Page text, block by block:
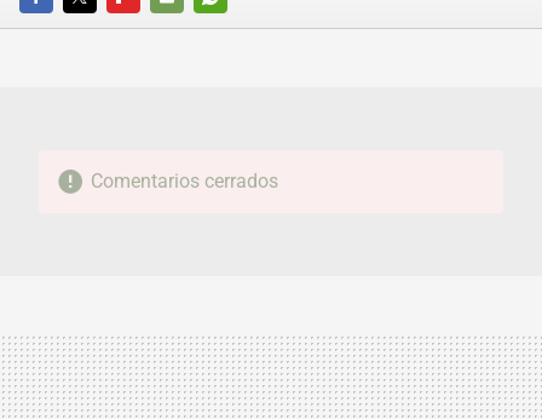
FACEBOOKTWITTERFLIPBOARD
E-
WHATSAPP
Comentarios cerrados